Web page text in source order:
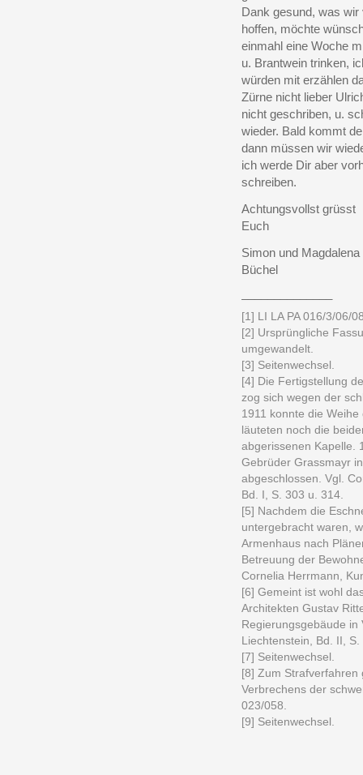
Dank gesund, was
hoffen, möchte
einmahl eine Woche
u. Brantwein trinken,
würden mit erzählen
Zürne nicht lieber
nicht geschriben, u.
wieder. Bald kommt
dann müssen wir
ich werde Dir aber
schreiben.
Achtungsvollst grüsst
Euch
Simon und Magdalena
Büchel
[1] LI LA PA 016/3/06/
[2] Ursprüngliche
umgewandelt.
[3] Seitenwechsel.
[4] Die Fertigstellung
zog sich wegen der
1911 konnte die
läuteten noch die
abgerissenen Kapelle.
Gebrüder Grassmayr
abgeschlossen. Vgl.
Bd. I, S. 303 u. 314.
[5] Nachdem die
untergebracht waren,
Armenhaus nach
Betreuung der
Cornelia Herrmann,
[6] Gemeint ist wohl
Architekten Gustav
Regierungsgebäude
Liechtenstein, Bd. II, S.
[7] Seitenwechsel.
[8] Zum
Verbrechens der
023/058.
[9] Seitenwechsel.